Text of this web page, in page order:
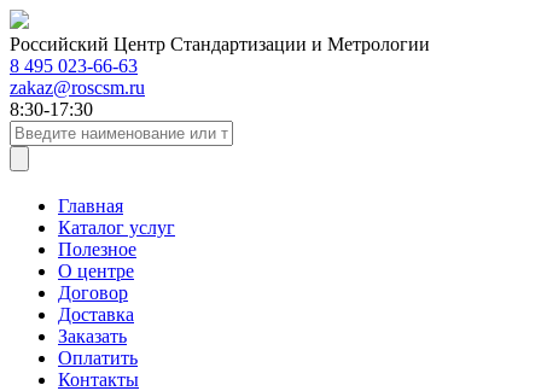
Российский Центр Стандартизации и Метрологии
8 495 023-66-63
zakaz@roscsm.ru
8:30-17:30
Главная
Каталог услуг
Полезное
О центре
Договор
Доставка
Заказать
Оплатить
Контакты